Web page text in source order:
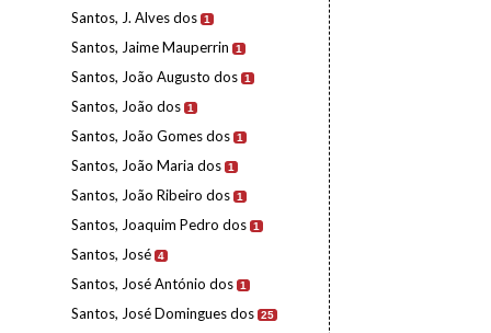
Santos, J. Alves dos 1
Santos, Jaime Mauperrin 1
Santos, João Augusto dos 1
Santos, João dos 1
Santos, João Gomes dos 1
Santos, João Maria dos 1
Santos, João Ribeiro dos 1
Santos, Joaquim Pedro dos 1
Santos, José 4
Santos, José António dos 1
Santos, José Domingues dos 25